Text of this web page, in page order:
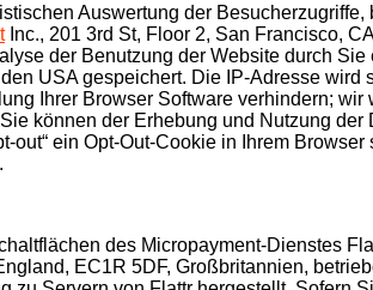
Auswertung der Besucherzugriffe,
Inc., 201 3rd St, Floor 2, San Francisco,
der Benutzung der Website durch
USA gespeichert. Die IP-Adresse
Ihrer Browser Software verhindern;
können der Erhebung und Nutzung
out“ ein Opt-Out-Cookie in Ihrem Browser
des Micropayment-Dienstes
EC1R 5DF, Großbritannien,